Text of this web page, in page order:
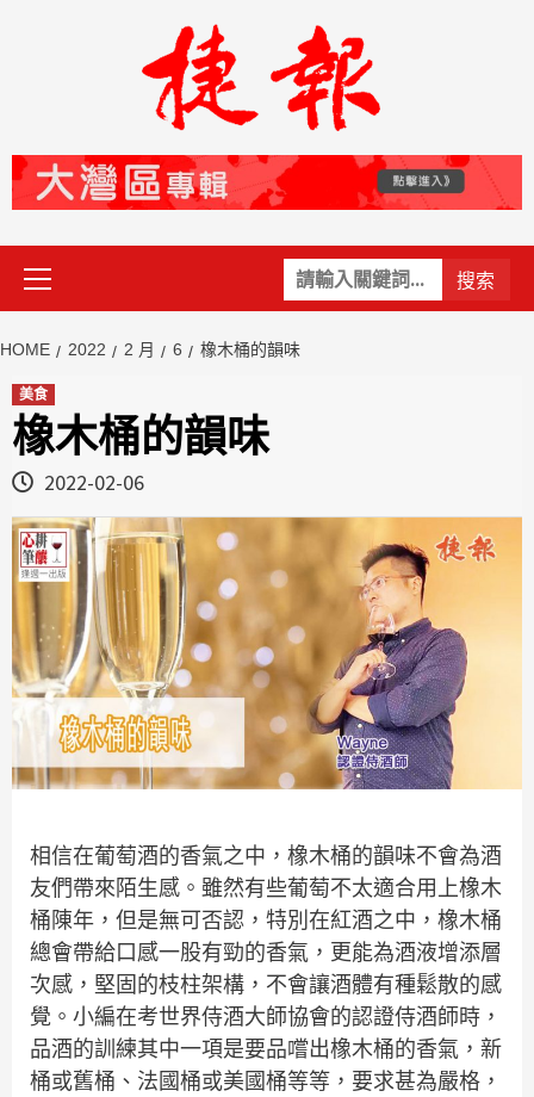
關
鍵
Primary
Menu
HOME 2022 2 月 6 橡木桶的韻味
美食
橡木桶的韻味
2022-02-06
相信在葡萄酒的香氣之中，橡木桶的韻味不會為酒
友們帶來陌生感。雖然有些葡萄不太適合用上橡木
桶陳年，但是無可否認，特別在紅酒之中，橡木桶
總會帶給口感一股有勁的香氣，更能為酒液增添層
次感，堅固的枝柱架構，不會讓酒體有種鬆散的感
覺。小編在考世界侍酒大師協會的認證侍酒師時，
品酒的訓練其中一項是要品嚐出橡木桶的香氣，新
桶或舊桶、法國桶或美國桶等等，要求甚為嚴格，